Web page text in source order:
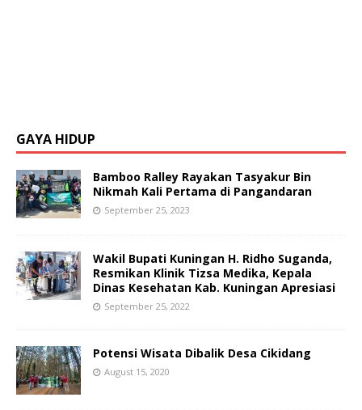
GAYA HIDUP
Bamboo Ralley Rayakan Tasyakur Bin
Nikmah Kali Pertama di Pangandaran
September 25, 2023
Wakil Bupati Kuningan H. Ridho Suganda,
Resmikan Klinik Tizsa Medika, Kepala
Dinas Kesehatan Kab. Kuningan Apresiasi
September 25, 2022
Potensi Wisata Dibalik Desa Cikidang
August 15, 2020